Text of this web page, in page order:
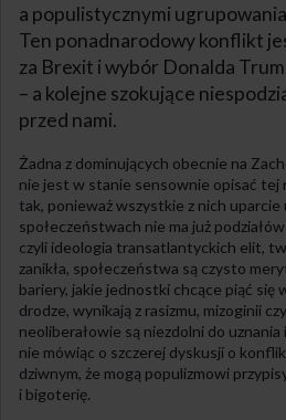
a populistycznymi
Ten ponadnarodowy konflikt
za Brexit i wybór Donalda
– a kolejne szokujące
przed nami.
Żadna z dominujących obecnie na
nie jest w stanie sensownie opisać tej
tak, ponieważ wszystkie z nich uparcie
społeczeństwach nie ma już
czyli ideologia transatlantyckich elit,
zanikła, społeczeństwa są czysto
bariery, jakie jednostki chcące piąć się
drodze, wynikają z rasizmu, mizoginii
neoliberałowie są niezdolni do
nie mówiąc o szczerej dyskusji o
dziwnym, że mogą populizmowi
i bigoterię.